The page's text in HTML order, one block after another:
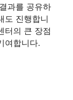
과를 공유하
도 진행합니
터의 큰 장점
여합니다.